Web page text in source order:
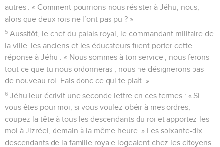
autres : « Comment pourrions-nous résister à Jéhu, nous,
alors que deux rois ne l’ont pas pu ? »
5 Aussitôt, le chef du palais royal, le commandant militaire de
la ville, les anciens et les éducateurs firent porter cette
réponse à Jéhu : « Nous sommes à ton service ; nous ferons
tout ce que tu nous ordonneras ; nous ne désignerons pas
de nouveau roi. Fais donc ce qui te plaît. »
6 Jéhu leur écrivit une seconde lettre en ces termes : « Si
vous êtes pour moi, si vous voulez obéir à mes ordres,
coupez la tête à tous les descendants du roi et apportez-les-
moi à Jizréel, demain à la même heure. » Les soixante-dix
descendants de la famille royale logeaient chez les citoyens